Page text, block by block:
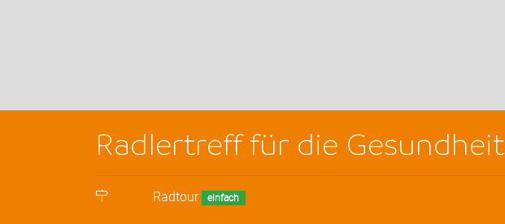
Radlertreff für die Gesundheit
Radtour einfach